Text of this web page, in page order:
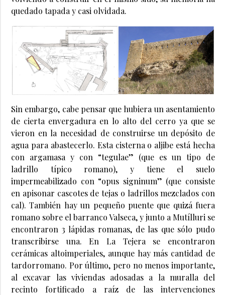
quedado tapada y casi olvidada.
Sin embargo, cabe pensar que hubiera un asentamiento
de cierta envergadura en lo alto del cerro ya que se
vieron en la necesidad de construirse un depósito de
agua para abastecerlo. Esta cisterna o aljibe está hecha
con argamasa y con “tegulae” (que es un tipo de
ladrillo típico romano), y tiene el suelo
impermeabilizado con “opus signinum” (que consiste
en apisonar cascotes de tejas o ladrillos mezclados con
cal). También hay un pequeño puente que quizá fuera
romano sobre el barranco Valseca, y junto a Mutílluri se
encontraron 3 lápidas romanas, de las que sólo pudo
transcribirse una. En La Tejera se encontraron
cerámicas altoimperiales, aunque hay más cantidad de
tardorromano. Por último, pero no menos importante,
al excavar las viviendas adosadas a la muralla del
recinto fortificado a raíz de las intervenciones